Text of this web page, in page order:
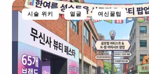
시술 위키 얼굴 여신꿀팁